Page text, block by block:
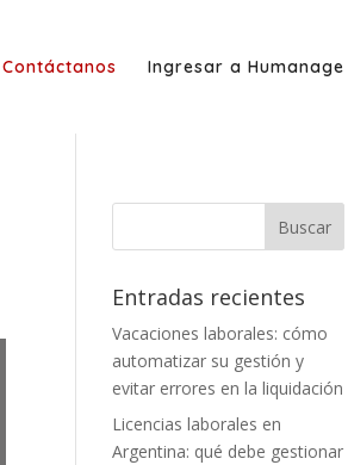
Contáctanos Ingresar a Humanage
Entradas recientes
Vacaciones laborales: cómo
automatizar su gestión y
evitar errores en la liquidación
Licencias laborales en
Argentina: qué debe gestionar